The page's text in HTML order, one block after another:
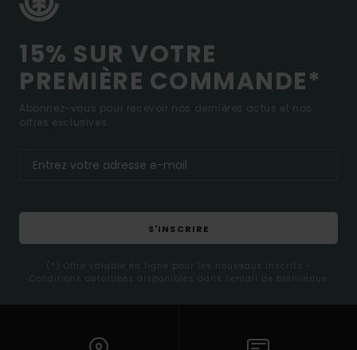
15% SUR VOTRE
PREMIÈRE COMMANDE*
Abonnez-vous pour recevoir nos dernières actus et nos
offres exclusives.
S'INSCRIRE
(*) Offre valable en ligne pour les nouveaux inscrits -
Conditions détaillées disponibles dans l'email de bienvenue